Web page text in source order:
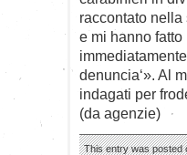
raccontato
e mi hanno fatto
denuncia‘». Al
indagati per
(da agenzie)
This entry was posted